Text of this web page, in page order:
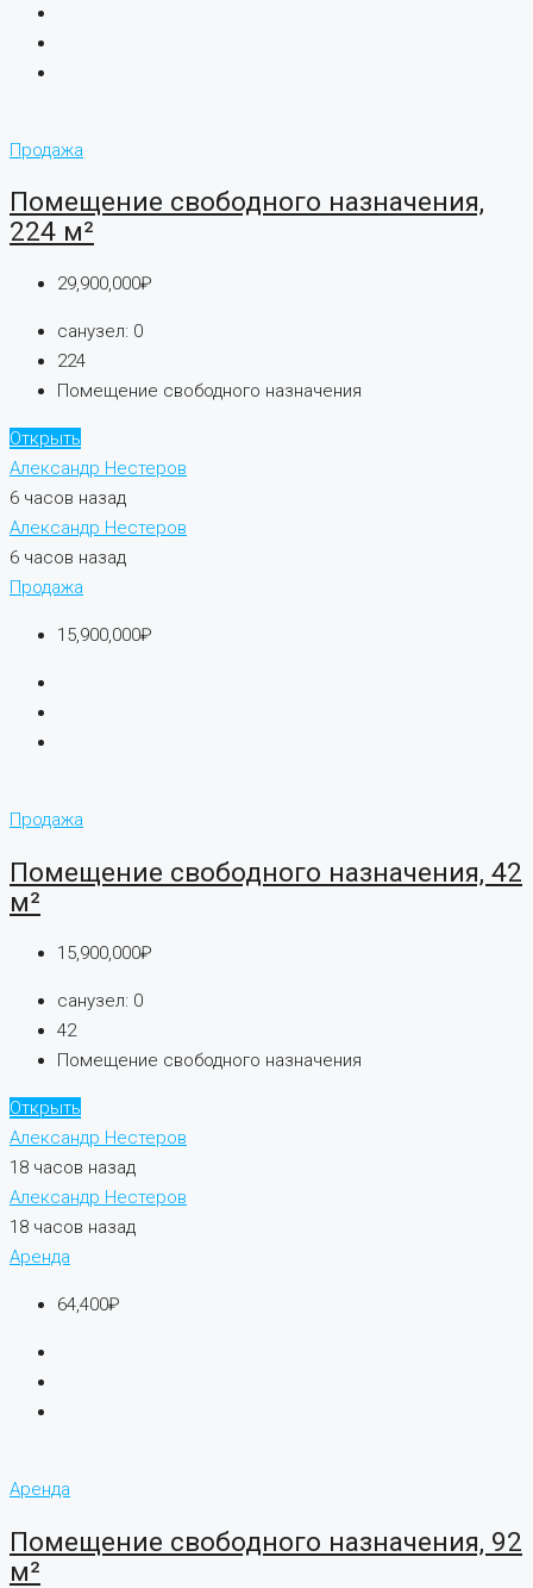
Продажа
Помещение свободного назначения,
224 м²
29,900,000₽
санузел: 0
224
Помещение свободного назначения
Открыть
Александр Нестеров
6 часов назад
Александр Нестеров
6 часов назад
Продажа
15,900,000₽
Продажа
Помещение свободного назначения, 42
м²
15,900,000₽
санузел: 0
42
Помещение свободного назначения
Открыть
Александр Нестеров
18 часов назад
Александр Нестеров
18 часов назад
Аренда
64,400₽
Аренда
Помещение свободного назначения, 92
м²